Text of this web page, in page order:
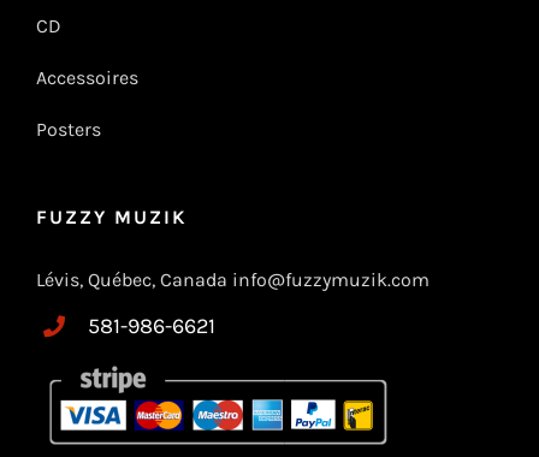
CD
Accessoires
Posters
FUZZY MUZIK
Lévis, Québec, Canada info@fuzzymuzik.com
581-986-6621